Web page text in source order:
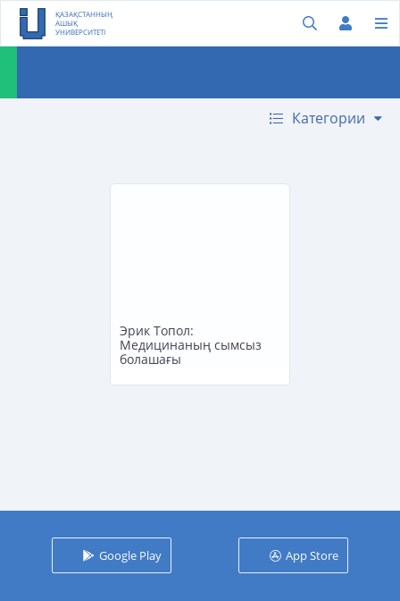
ҚАЗАҚСТАННЫҢ
АШЫҚ
УНИВЕРСИТЕТІ
Категории
Эрик Топол:
Медицинаның сымсыз
болашағы
Google Play App Store